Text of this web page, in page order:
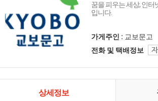
꿈을 피우는 세상, 인터
입니다.
가게주인 : 교보문고
전화 및 택배정보
상세정보